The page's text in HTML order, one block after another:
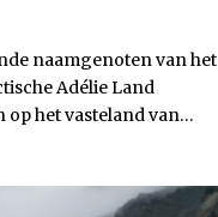
naamgenoten van het
Adélie Land
het vasteland van